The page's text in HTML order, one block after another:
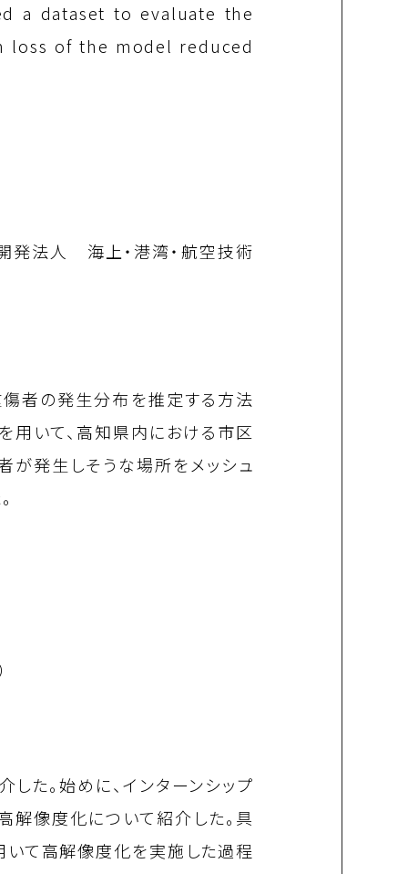
a dataset to evaluate the
loss of the model reduced
発法人 海上・港湾・航空技術
者の発生分布を推定する方法
用いて、高知県内における市区
が発生しそうな場所をメッシュ
た。始めに、インターンシップ
像度化について紹介した。具
て高解像度化を実施した過程